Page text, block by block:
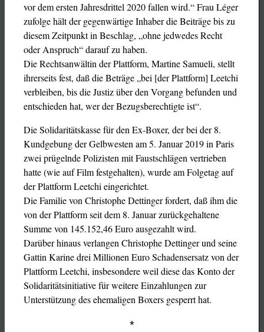
vor dem ersten Jahresdrittel 2020 fallen wird.“ Frau Léger
zufolge hält der gegenwärtige Inhaber die Beiträge bis zu
diesem Zeitpunkt in Beschlag, „ohne jedwedes Recht
oder Anspruch“ darauf zu haben.
Die Rechtsanwältin der Plattform, Martine Samueli, stellt
ihrerseits fest, daß die Beträge „bei [der Plattform] Leetchi
verbleiben, bis die Justiz über den Vorgang befunden und
entschieden hat, wer der Bezugsberechtigte ist“.
Die Solidaritätskasse für den Ex-Boxer, der bei der 8.
Kundgebung der Gelbwesten am 5. Januar 2019 in Paris
zwei prügelnde Polizisten mit Faustschlägen vertrieben
hatte (wie auf Film festgehalten), wurde am Folgetag auf
der Plattform Leetchi eingerichtet.
Die Familie von Christophe Dettinger fordert, daß ihm die
von der Plattform seit dem 8. Januar zurückgehaltene
Summe von 145.152,46 Euro ausgezahlt wird.
Darüber hinaus verlangen Christophe Dettinger und seine
Gattin Karine drei Millionen Euro Schadensersatz von der
Plattform Leetchi, insbesondere weil diese das Konto der
Solidaritätsinitiative für weitere Einzahlungen zur
Unterstützung des ehemaligen Boxers gesperrt hat.
*